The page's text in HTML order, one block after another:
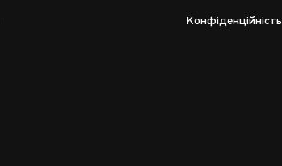
Конфіденційність